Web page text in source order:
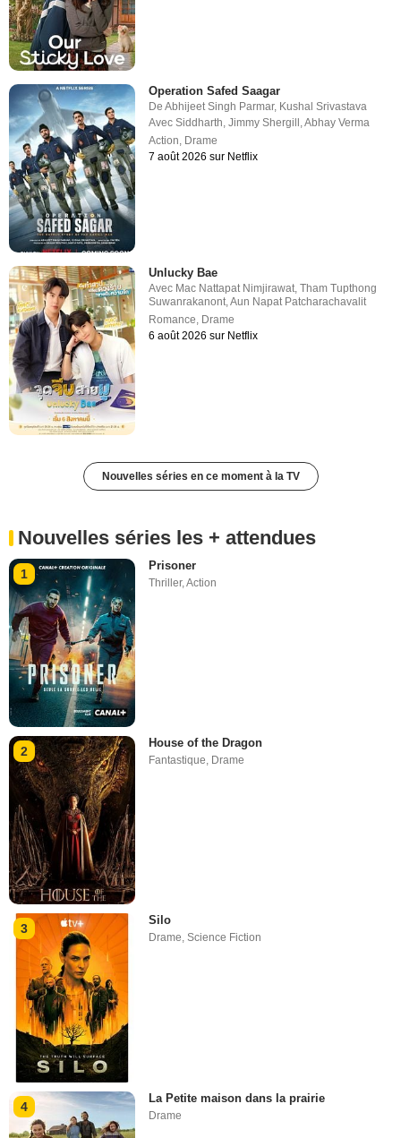
Operation Safed Saagar
DeAbhijeet Singh Parmar, Kushal Srivastava
AvecSiddharth,Jimmy Shergill ,Abhay Verma
Action, Drame
7 août 2026 sur Netflix
Unlucky Bae
Avec Mac Nattapat Nimjirawat,Tham Tupthong
Suwanrakanont,Aun Napat Patcharachavalit
Romance, Drame
6 août 2026 sur Netflix
Nouvelles séries en ce moment à la TV
Nouvelles séries les + attendues
1
Prisoner
Thriller,Action
2
House of the Dragon
Fantastique, Drame
3
Silo
Drame,Science Fiction
4
La Petite maison dans la prairie
Drame